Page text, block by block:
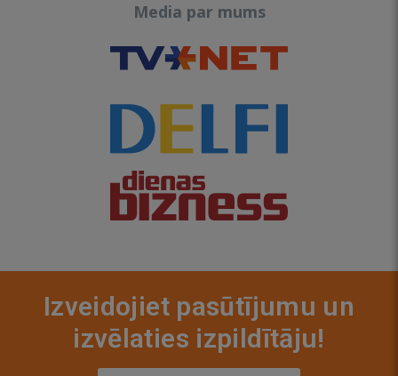
Media par mums
Izveidojiet pasūtījumu un
izvēlaties izpildītāju!